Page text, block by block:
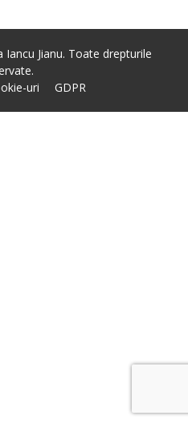
Jianu. Toate drepturile
uri
GDPR